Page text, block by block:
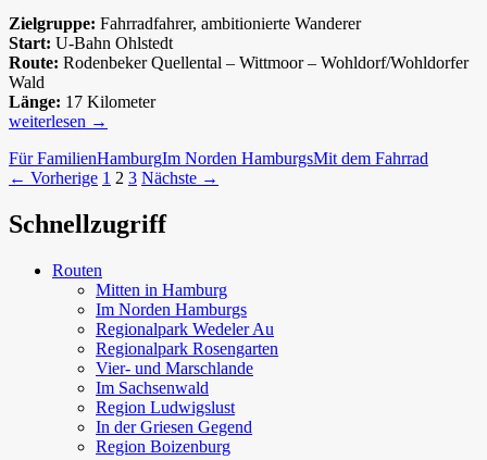
Zielgruppe: Fahrradfahrer, ambitionierte Wanderer
Start: U-Bahn Ohlstedt
Route: Rodenbeker Quellental – Wittmoor – Wohldorf/Wohldorfer
Wald
Länge: 17 Kilometer
Moor,
und
ein
weiterlesen →
Für FamilienHamburgIm Norden HamburgsMit dem Fahrrad
Beitragsnavigation
← Vorherige 1 2 3 Nächste →
Schnellzugriff
Routen
Mitten in Hamburg
Im Norden Hamburgs
Regionalpark Wedeler Au
Regionalpark Rosengarten
Vier- und Marschlande
Im Sachsenwald
Region Ludwigslust
In der Griesen Gegend
Region Boizenburg